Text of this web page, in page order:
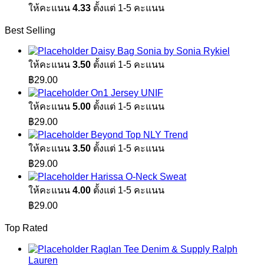
ให้คะแนน 4.33 ตั้งแต่ 1-5 คะแนน
Best Selling
Daisy Bag Sonia by Sonia Rykiel
ให้คะแนน 3.50 ตั้งแต่ 1-5 คะแนน
฿29.00
On1 Jersey UNIF
ให้คะแนน 5.00 ตั้งแต่ 1-5 คะแนน
฿29.00
Beyond Top NLY Trend
ให้คะแนน 3.50 ตั้งแต่ 1-5 คะแนน
฿29.00
Harissa O-Neck Sweat
ให้คะแนน 4.00 ตั้งแต่ 1-5 คะแนน
฿29.00
Top Rated
Raglan Tee Denim & Supply Ralph
Lauren